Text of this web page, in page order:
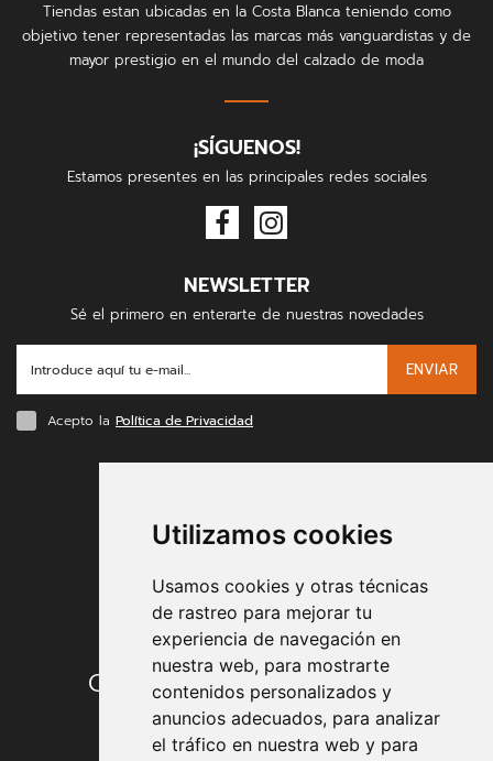
Utilizamos cookies
Usamos cookies y otras técnicas
de rastreo para mejorar tu
experiencia de navegación en
nuestra web, para mostrarte
contenidos personalizados y
anuncios adecuados, para analizar
el tráfico en nuestra web y para
Tiendas estan ubicadas en la Costa Blanca teniendo como
objetivo tener representadas las marcas más vanguardistas y de
mayor prestigio en el mundo del calzado de moda
¡SÍGUENOS!
Estamos presentes en las principales redes sociales
NEWSLETTER
Sé el primero en enterarte de nuestras novedades
ENVIAR
Acepto la Política de Privacidad
Condiciones de contratación
Envío y entrega